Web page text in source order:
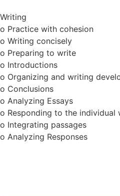
Writing
o Practice with cohesion
o Writing concisely
o Preparing to write
o Introductions
o Organizing and writing
o Conclusions
o Analyzing Essays
o Responding to the individual
o Integrating passages
o Analyzing Responses